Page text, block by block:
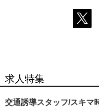
求人特集
交通誘導スタッフ/スキマ